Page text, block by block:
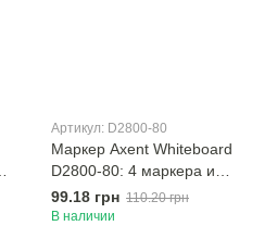
Артикул: D2800-80
Маркер Axent Whiteboard
D2800-80: 4 маркера и
магнитный держатель-губка
99.18 грн 110.20 грн
В наличии